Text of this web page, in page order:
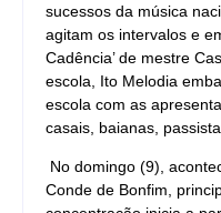
sucessos da música
agitam os intervalos e
Cadência’ de mestre
escola, Ito Melodia
escola com as
casais, baianas,
No domingo (9),
Conde de Bonfim,